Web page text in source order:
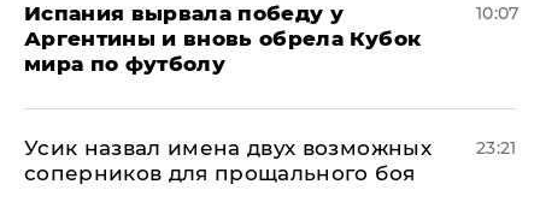
Испания вырвала победу у
Аргентины и вновь обрела Кубок
мира по футболу
10:07
Усик назвал имена двух возможных
соперников для прощального боя
23:21